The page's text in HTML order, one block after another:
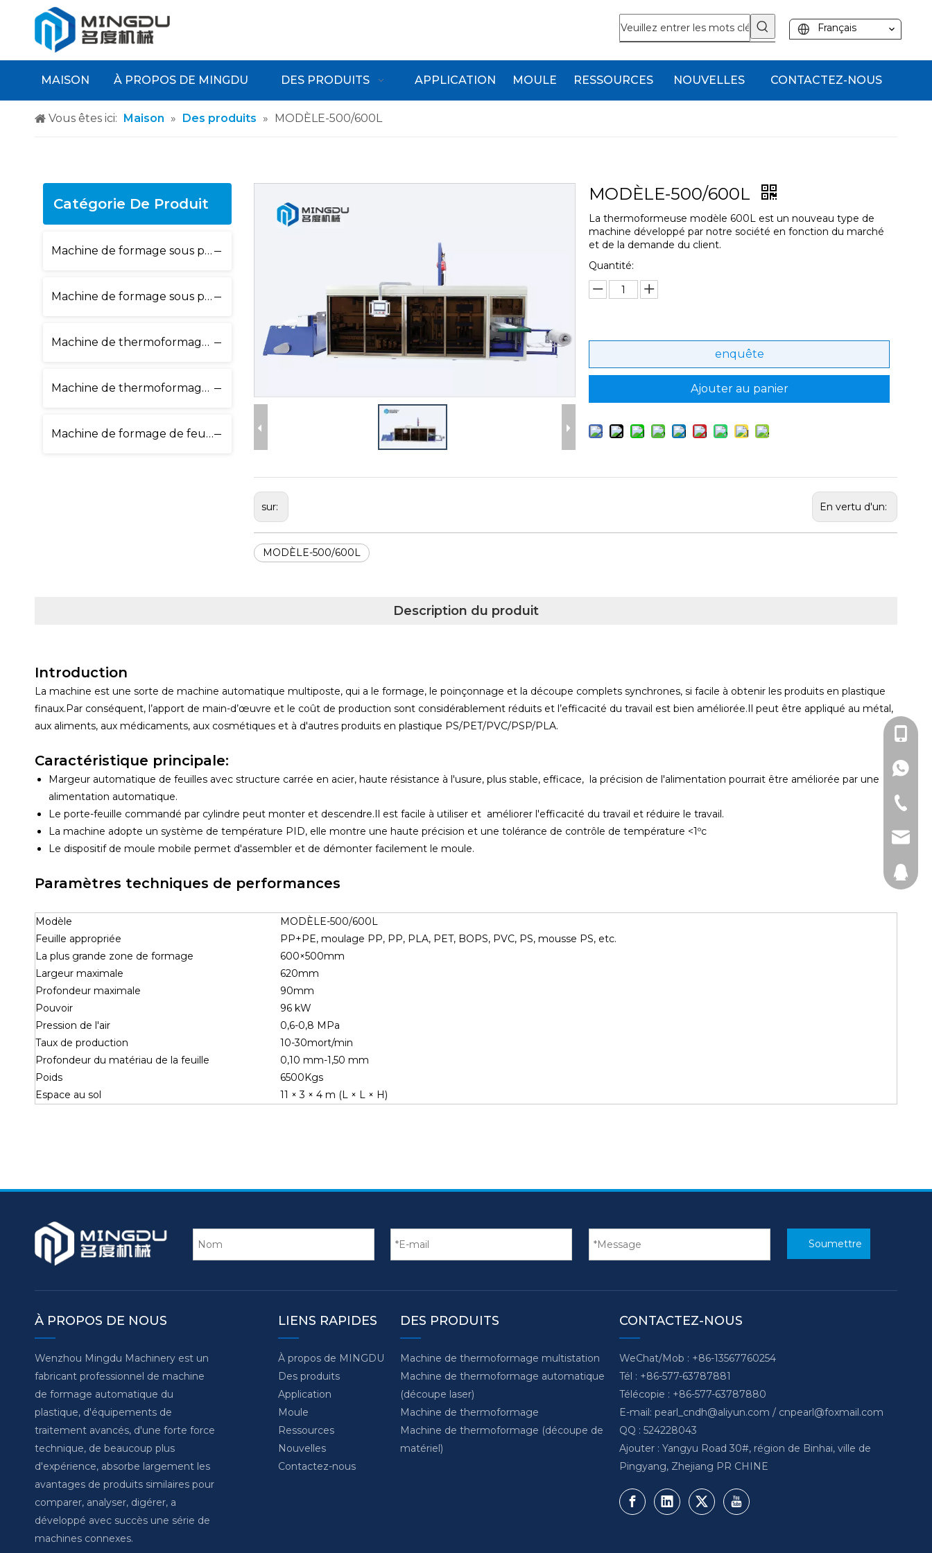
Français
MAISON À PROPOS DE MINGDU DES PRODUITS APPLICATION MOULE RESSOURCES NOUVELLES CONTACTEZ-NOUS
Vous êtes ici: Maison » Des produits » MODÈLE-500/600L
Catégorie De Produit
Machine de formage sous pression et sous vide
Machine de formage sous pression
Machine de thermoformage de calibre fin
Machine de thermoformage multistation
Machine de formage de feuilles jumelles
MODÈLE-500/600L
La thermoformeuse modèle 600L est un nouveau type de
machine développé par notre société en fonction du marché
et de la demande du client.
Quantité:
enquête
Ajouter au panier
sur: En vertu d'un:
MODÈLE-500/600L
Description du produit
Introduction
La machine est une sorte de machine automatique multiposte, qui a le formage, le poinçonnage et la découpe complets synchrones, si facile à obtenir les produits en plastique
finaux.Par conséquent, l’apport de main-d’œuvre et le coût de production sont considérablement réduits et l’efficacité du travail est bien améliorée.Il peut être appliqué au métal,
aux aliments, aux médicaments, aux cosmétiques et à d'autres produits en plastique PS/PET/PVC/PSP/PLA.
Caractéristique principale:
Margeur automatique de feuilles avec structure carrée en acier, haute résistance à l'usure, plus stable, efficace, la précision de l'alimentation pourrait être améliorée par une
alimentation automatique.
Le porte-feuille commandé par cylindre peut monter et descendre.Il est facile à utiliser et améliorer l'efficacité du travail et réduire le travail.
La machine adopte un système de température PID, elle montre une haute précision et une tolérance de contrôle de température <1ºc
Le dispositif de moule mobile permet d'assembler et de démonter facilement le moule.
Paramètres techniques de performances
Modèle
MODÈLE-500/600L
Feuille appropriée
PP+PE, moulage PP, PP, PLA, PET, BOPS, PVC, PS, mousse PS, etc.
La plus grande zone de formage
600×500mm
Largeur maximale
620mm
Profondeur maximale
90mm
Pouvoir
96 kW
Pression de l'air
0,6-0,8 MPa
Taux de production
10-30mort/min
Profondeur du matériau de la feuille
0,10 mm-1,50 mm
Poids
6500Kgs
Espace au sol
11 × 3 × 4 m (L × L × H)
Soumettre
À PROPOS DE NOUS
Wenzhou Mingdu Machinery est un
fabricant professionnel de machine
de formage automatique du
plastique, d'équipements de
traitement avancés, d'une forte force
technique, de beaucoup plus
d'expérience, absorbe largement les
avantages de produits similaires pour
comparer, analyser, digérer, a
développé avec succès une série de
machines connexes.
LIENS RAPIDES
À propos de MINGDU
Des produits
Application
Moule
Ressources
Nouvelles
Contactez-nous
+86-
+86-
+86-
DES PRODUITS
Machine de thermoformage multistation
Machine de thermoformage automatique
(découpe laser)
Machine de thermoformage
Machine de thermoformage (découpe de
matériel)
CONTACTEZ-NOUS
WeChat/Mob : +86-13567760254
Tél : +86-577-63787881
Télécopie : +86-577-63787880
E-mail: pearl_cndh@aliyun.com / cnpearl@foxmail.com
QQ : 524228043
Ajouter : Yangyu Road 30#, région de Binhai, ville de
Pingyang, Zhejiang PR CHINE